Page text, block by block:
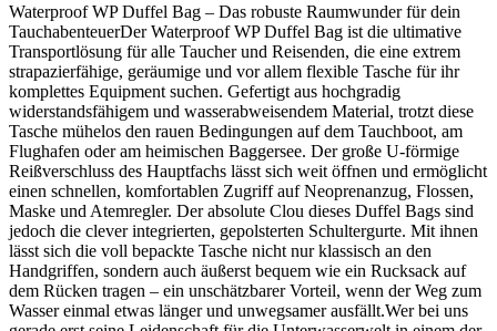
Waterproof WP Duffel Bag – Das robuste Raumwunder für dein
TauchabenteuerDer Waterproof WP Duffel Bag ist die ultimative
Transportlösung für alle Taucher und Reisenden, die eine extrem
strapazierfähige, geräumige und vor allem flexible Tasche für ihr
komplettes Equipment suchen. Gefertigt aus hochgradig
widerstandsfähigem und wasserabweisendem Material, trotzt diese
Tasche mühelos den rauen Bedingungen auf dem Tauchboot, am
Flughafen oder am heimischen Baggersee. Der große U-förmige
Reißverschluss des Hauptfachs lässt sich weit öffnen und ermöglicht
einen schnellen, komfortablen Zugriff auf Neoprenanzug, Flossen,
Maske und Atemregler. Der absolute Clou dieses Duffel Bags sind
jedoch die clever integrierten, gepolsterten Schultergurte. Mit ihnen
lässt sich die voll bepackte Tasche nicht nur klassisch an den
Handgriffen, sondern auch äußerst bequem wie ein Rucksack auf
dem Rücken tragen – ein unschätzbarer Vorteil, wenn der Weg zum
Wasser einmal etwas länger und unwegsamer ausfällt.Wer bei uns